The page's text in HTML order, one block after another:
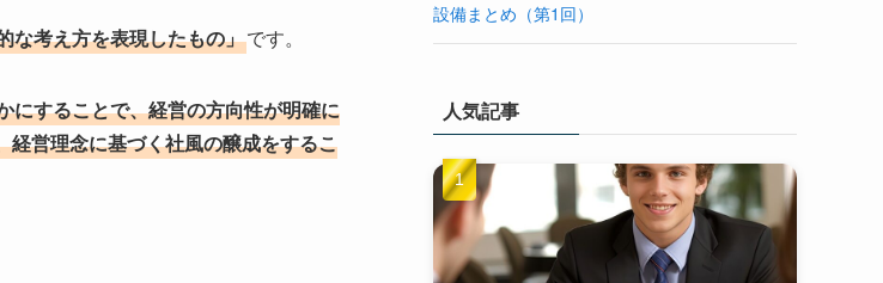
な考え方を表現したもの」です。
にすることで、経営の方向性が明確に
営理念に基づく社風の醸成をするこ
設備まとめ（第1回）
人気記事